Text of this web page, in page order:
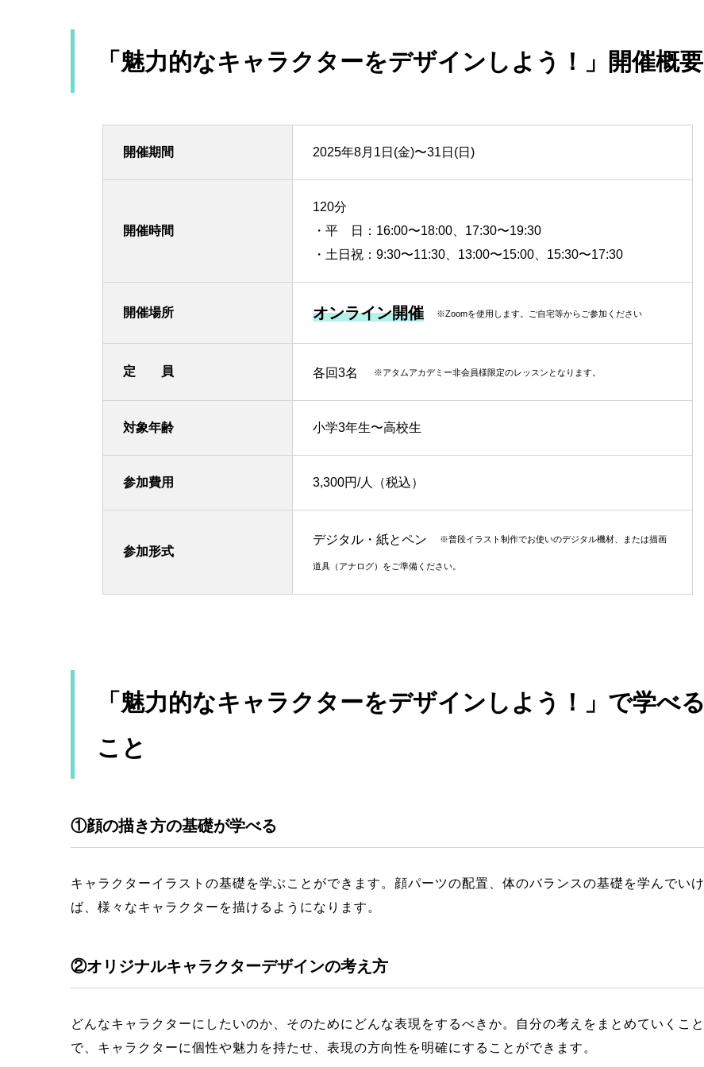
「魅力的なキャラクターをデザインしよう！」開催概要
開催期間 2025年8月1日(金)〜31日(日)
開催時間
120分
・平 日：16:00〜18:00、17:30〜19:30
・土日祝：9:30〜11:30、13:00〜15:00、15:30〜17:30
開催場所 オンライン開催 ※Zoomを使用します。ご自宅等からご参加ください
定 員 各回3名 ​​ ※アタムアカデミー非会員様限定のレッスンとなります。
対象年齢 小学3年生〜高校生
参加費用 3,300円/人（税込）
参加形式
デジタル・紙とペン ※普段イラスト制作でお使いのデジタル機材、または描画
道具（アナログ）をご準備ください。
「魅力的なキャラクターをデザインしよう！」で学べる
こと
①顔の描き方の基礎が学べる
キャラクターイラストの基礎を学ぶことができます。顔パーツの配置、体のバランスの基礎を学んでいけ
ば、様々なキャラクターを描けるようになります。
②オリジナルキャラクターデザインの考え方
どんなキャラクターにしたいのか、そのためにどんな表現をするべきか。自分の考えをまとめていくこと
で、キャラクターに個性や魅力を持たせ、表現の方向性を明確にすることができます。